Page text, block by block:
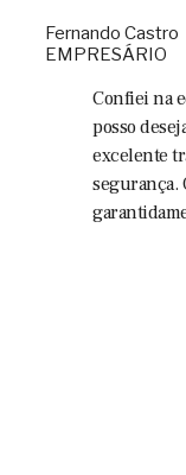
Fernando Castro
EMPRESÁRIO
Confiei na
posso
excelente
segurança.